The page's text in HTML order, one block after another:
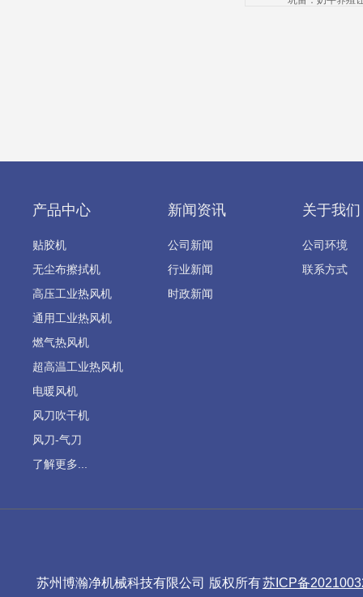
产品中心
贴胶机
无尘布擦拭机
高压工业热风机
通用工业热风机
燃气热风机
超高温工业热风机
电暖风机
风刀吹干机
风刀-气刀
了解更多...
新闻资讯
公司新闻
行业新闻
时政新闻
关于我们
公司环境
联系方式
苏州博瀚净机械科技有限公司 版权所有苏ICP备